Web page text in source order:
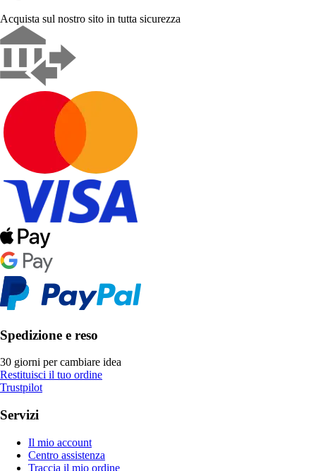
Acquista sul nostro sito in tutta sicurezza
Spedizione e reso
30 giorni per cambiare idea
Restituisci il tuo ordine
Trustpilot
Servizi
Il mio account
Centro assistenza
Traccia il mio ordine